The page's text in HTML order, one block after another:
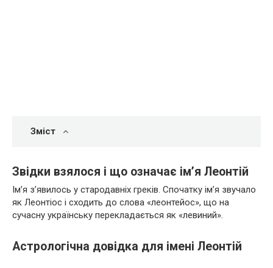
Зміст
Звідки взялося і що означає ім’я Леонтій
Ім’я з’явилось у стародавніх греків. Спочатку ім’я звучало
як Леонтіос і сходить до слова «леонтейос», що на
сучасну українську перекладається як «левиний».
Астрологічна довідка для імені Леонтій